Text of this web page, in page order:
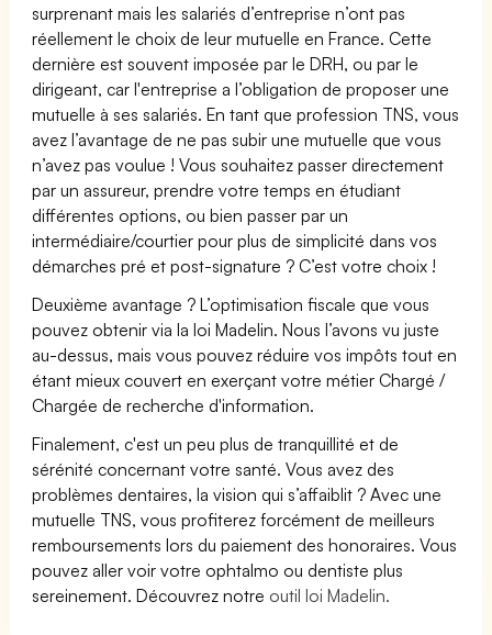
surprenant mais les salariés d’entreprise n’ont pas
réellement le choix de leur mutuelle en France. Cette
dernière est souvent imposée par le DRH, ou par le
dirigeant, car l'entreprise a l’obligation de proposer une
mutuelle à ses salariés. En tant que profession TNS, vous
avez l’avantage de ne pas subir une mutuelle que vous
n’avez pas voulue ! Vous souhaitez passer directement
par un assureur, prendre votre temps en étudiant
différentes options, ou bien passer par un
intermédiaire/courtier pour plus de simplicité dans vos
démarches pré et post-signature ? C’est votre choix !
Deuxième avantage ? L’optimisation fiscale que vous
pouvez obtenir via la loi Madelin. Nous l’avons vu juste
au-dessus, mais vous pouvez réduire vos impôts tout en
étant mieux couvert en exerçant votre métier Chargé /
Chargée de recherche d'information.
Finalement, c'est un peu plus de tranquillité et de
sérénité concernant votre santé. Vous avez des
problèmes dentaires, la vision qui s’affaiblit ? Avec une
mutuelle TNS, vous profiterez forcément de meilleurs
remboursements lors du paiement des honoraires. Vous
pouvez aller voir votre ophtalmo ou dentiste plus
sereinement. Découvrez notre outil loi Madelin.